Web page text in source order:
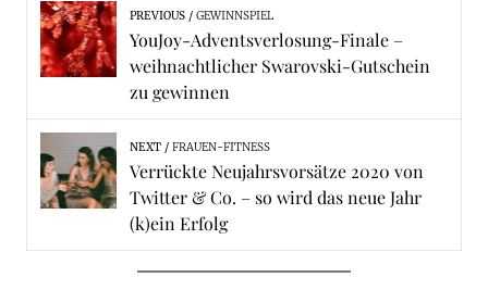
PREVIOUS GEWINNSPIEL
YouJoy-Adventsverlosung-Finale –
weihnachtlicher Swarovski-Gutschein
zu gewinnen
NEXT FRAUEN-FITNESS
Verrückte Neujahrsvorsätze 2020 von
Twitter & Co. – so wird das neue Jahr
(k)ein Erfolg